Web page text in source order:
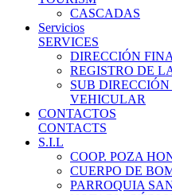
CASCADAS
Servicios
SERVICES
DIRECCIÓN
REGISTRO DE
SUB
VEHICULAR
CONTACTOS
CONTACTS
S.I.L
COOP. POZA
CUERPO DE
PARROQUIA